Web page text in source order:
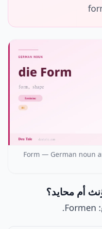
Form — German noun